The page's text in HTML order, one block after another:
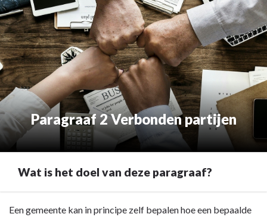
Paragraaf 2 Verbonden partijen
Wat is het doel van deze paragraaf?
Terug
Een gemeente kan in principe zelf bepalen hoe een bepaalde